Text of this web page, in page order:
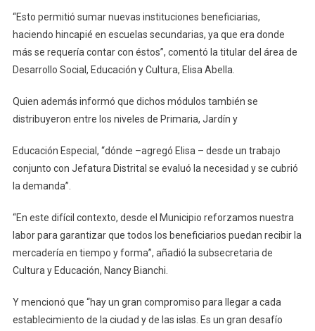
“Esto permitió sumar nuevas instituciones beneficiarias,
haciendo hincapié en escuelas secundarias, ya que era donde
más se requería contar con éstos”, comentó la titular del área de
Desarrollo Social, Educación y Cultura, Elisa Abella.
Quien además informó que dichos módulos también se
distribuyeron entre los niveles de Primaria, Jardín y
Educación Especial, “dónde –agregó Elisa – desde un trabajo
conjunto con Jefatura Distrital se evaluó la necesidad y se cubrió
la demanda”.
“En este difícil contexto, desde el Municipio reforzamos nuestra
labor para garantizar que todos los beneficiarios puedan recibir la
mercadería en tiempo y forma”, añadió la subsecretaria de
Cultura y Educación, Nancy Bianchi.
Y mencionó que “hay un gran compromiso para llegar a cada
establecimiento de la ciudad y de las islas. Es un gran desafío